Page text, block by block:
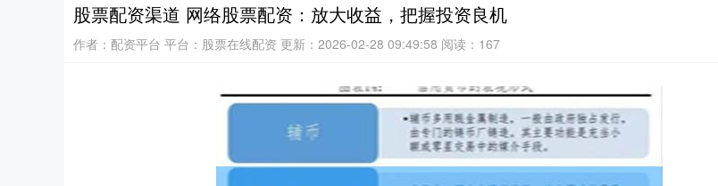
股票配资渠道 网络股票配资：放大收益，把握投资良机
作者：配资平台 平台：股票在线配资 更新：2026-02-28 09:49:58 阅读：167